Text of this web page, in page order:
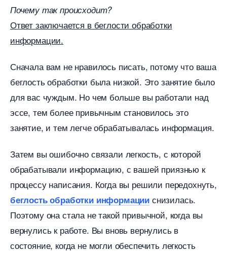
Почему так происходит?
Ответ заключается в беглости обработки
информации.
Сначала вам не нравилось писать, потому что ваша
еглость обработки была низкой. Это занятие было
для вас чуждым. Но чем больше вы работали над
эссе, тем более привычным становилось это
занятие, и тем легче обрабатывалась информация.
Затем вы ошибочно связали легкость, с которой
обрабатывали информацию, с вашей приязнью к
процессу написания. Когда вы решили передохнуть,
еглость обработки информации снизилась.
Поэтому она стала не такой привычной, когда вы
ернулись к работе. Вы вновь вернулись
состояние, когда не могли обеспечить легкость